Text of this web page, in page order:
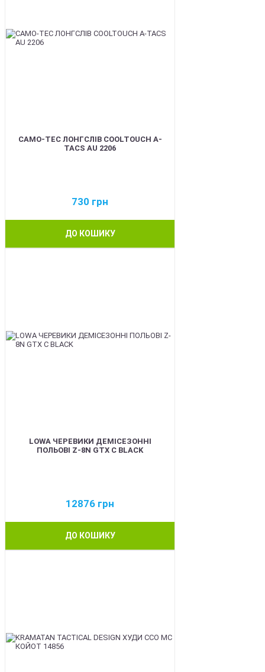
CAMO-TEC ЛОНГСЛІВ COOLTOUCH A-
TACS AU 2206
730 грн
ДО КОШИКУ
LOWA ЧЕРЕВИКИ ДЕМІСЕЗОННІ
ПОЛЬОВІ Z-8N GTX C BLACK
12876 грн
ДО КОШИКУ